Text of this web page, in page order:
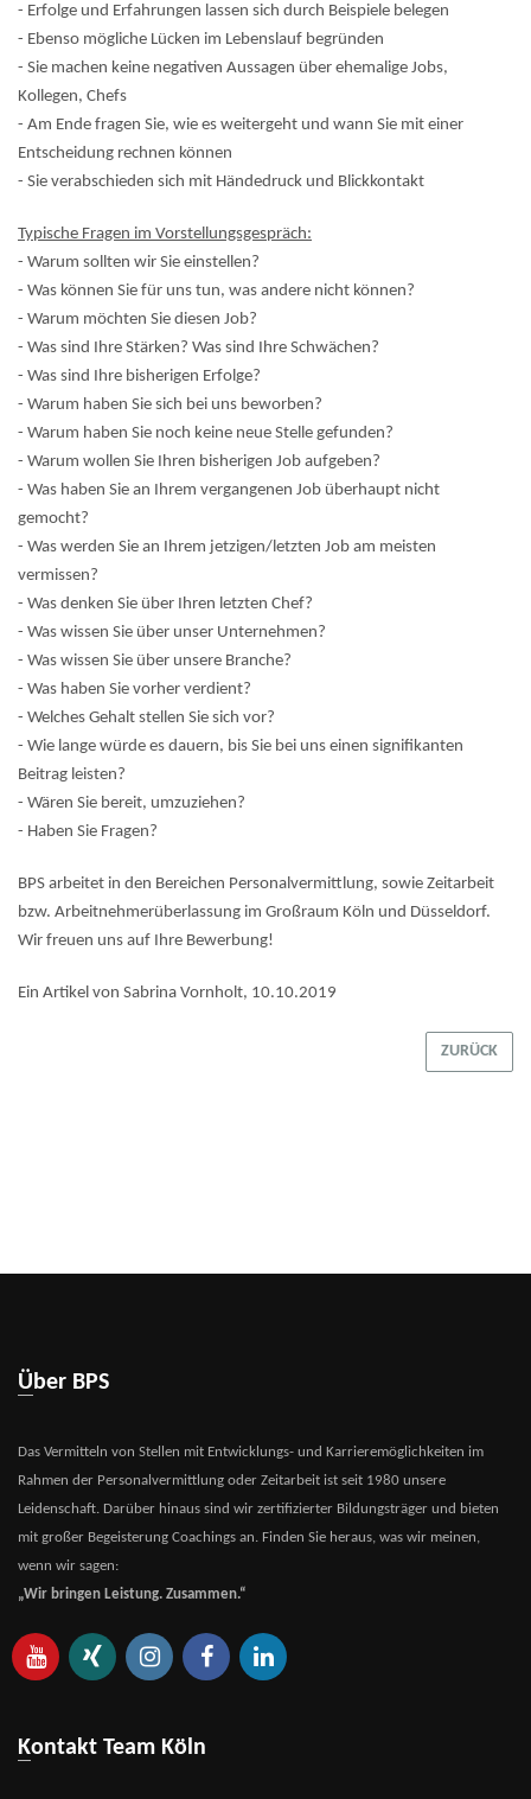
- Erfolge und Erfahrungen lassen sich durch Beispiele belegen
- Ebenso mögliche Lücken im Lebenslauf begründen
- Sie machen keine negativen Aussagen über ehemalige Jobs,
Kollegen, Chefs
- Am Ende fragen Sie, wie es weitergeht und wann Sie mit einer
Entscheidung rechnen können
- Sie verabschieden sich mit Händedruck und Blickkontakt
Typische Fragen im Vorstellungsgespräch:
- Warum sollten wir Sie einstellen?
- Was können Sie für uns tun, was andere nicht können?
- Warum möchten Sie diesen Job?
- Was sind Ihre Stärken? Was sind Ihre Schwächen?
- Was sind Ihre bisherigen Erfolge?
- Warum haben Sie sich bei uns beworben?
- Warum haben Sie noch keine neue Stelle gefunden?
- Warum wollen Sie Ihren bisherigen Job aufgeben?
- Was haben Sie an Ihrem vergangenen Job überhaupt nicht
gemocht?
- Was werden Sie an Ihrem jetzigen/letzten Job am meisten
vermissen?
- Was denken Sie über Ihren letzten Chef?
- Was wissen Sie über unser Unternehmen?
- Was wissen Sie über unsere Branche?
- Was haben Sie vorher verdient?
- Welches Gehalt stellen Sie sich vor?
- Wie lange würde es dauern, bis Sie bei uns einen signifikanten
Beitrag leisten?
- Wären Sie bereit, umzuziehen?
- Haben Sie Fragen?
BPS arbeitet in den Bereichen Personalvermittlung, sowie Zeitarbeit
bzw. Arbeitnehmerüberlassung im Großraum Köln und Düsseldorf.
Wir freuen uns auf Ihre Bewerbung!
Ein Artikel von Sabrina Vornholt, 10.10.2019
ZURÜCK
Über BPS
Das Vermitteln von Stellen mit Entwicklungs- und Karrieremöglichkeiten im
Rahmen der Personalvermittlung oder Zeitarbeit ist seit 1980 unsere
Leidenschaft. Darüber hinaus sind wir zertifizierter Bildungsträger und bieten
mit großer Begeisterung Coachings an. Finden Sie heraus, was wir meinen,
wenn wir sagen:
„Wir bringen Leistung. Zusammen.“
Kontakt Team Köln